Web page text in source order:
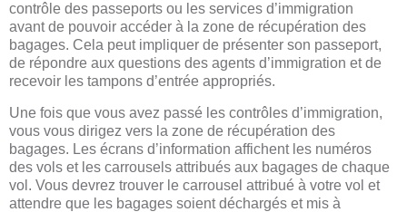
contrôle des passeports ou les services d’immigration
avant de pouvoir accéder à la zone de récupération des
bagages. Cela peut impliquer de présenter son passeport,
de répondre aux questions des agents d’immigration et de
recevoir les tampons d’entrée appropriés.
Une fois que vous avez passé les contrôles d’immigration,
vous vous dirigez vers la zone de récupération des
bagages. Les écrans d’information affichent les numéros
des vols et les carrousels attribués aux bagages de chaque
vol. Vous devrez trouver le carrousel attribué à votre vol et
attendre que les bagages soient déchargés et mis à